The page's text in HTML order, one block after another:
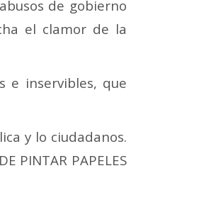
de gobierno
el clamor de la
e inservibles, que
y lo ciudadanos.
PINTAR PAPELES